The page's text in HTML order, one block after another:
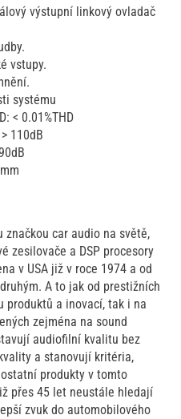
výstupní linkový ovladač
vstupy.
systému
< 0.01%THD
110dB
car audio na světě,
zesilovače a DSP procesory
v USA již v roce 1974 a od
A to jak od prestižních
produktů a inovací, tak i na
zejména na sound
audiofilní kvalitu bez
a stanovují kritéria,
produkty v tomto
přes 45 let neustále hledají
zvuk do automobilového